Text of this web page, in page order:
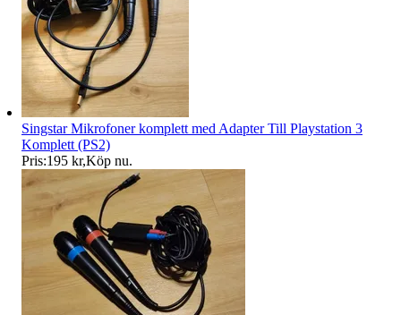
Singstar Mikrofoner komplett med Adapter Till Playstation 3
Komplett (PS2)
Pris:195 kr,Köp nu.